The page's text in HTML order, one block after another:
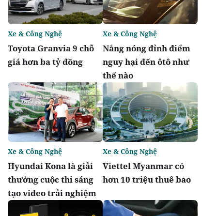
Toyota Granvia 9 chỗ
giá hơn ba tỷ đồng
Xe & Công Nghệ
Nắng nóng đỉnh điểm
nguy hại đến ôtô như
thế nào
Xe & Công Nghệ
Hyundai Kona là giải
thưởng cuộc thi sáng
tạo video trải nghiệm
Xe & Công Nghệ
Viettel Myanmar có
hơn 10 triệu thuê bao
Xe & Công Nghệ